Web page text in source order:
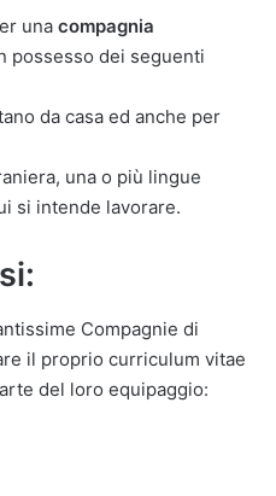
una compagnia
possesso dei seguenti
da casa ed anche per
una o più lingue
si intende lavorare.
Compagnie di
il proprio curriculum vitae
del loro equipaggio: